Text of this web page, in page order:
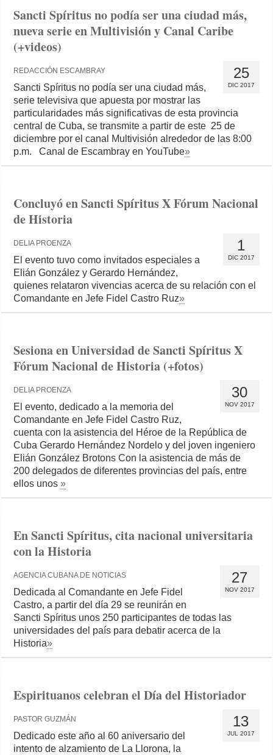
Sancti Spíritus no podía ser una ciudad más,
nueva serie en Multivisión y Canal Caribe
(+videos)
25
DIC 2017
REDACCIÓN ESCAMBRAY
Sancti Spíritus no podía ser una ciudad más,
serie televisiva que apuesta por mostrar las
particularidades más significativas de esta provincia
central de Cuba, se transmite a partir de este 25 de
diciembre por el canal Multivisión alrededor de las 8:00
p.m. Canal de Escambray en YouTube»
Concluyó en Sancti Spíritus X Fórum Nacional
de Historia
1
DIC 2017
DELIA PROENZA
El evento tuvo como invitados especiales a
Elián González y Gerardo Hernández,
quienes relataron vivencias acerca de su relación con el
Comandante en Jefe Fidel Castro Ruz»
Sesiona en Universidad de Sancti Spíritus X
Fórum Nacional de Historia (+fotos)
30
NOV 2017
DELIA PROENZA
El evento, dedicado a la memoria del
Comandante en Jefe Fidel Castro Ruz,
cuenta con la asistencia del Héroe de la República de
Cuba Gerardo Hernández Nordelo y del joven ingeniero
Elián González Brotons Con la asistencia de más de
200 delegados de diferentes provincias del país, entre
ellos unos»
En Sancti Spíritus, cita nacional universitaria
con la Historia
27
NOV 2017
AGENCIA CUBANA DE NOTICIAS
Dedicada al Comandante en Jefe Fidel
Castro, a partir del día 29 se reunirán en
Sancti Spíritus unos 250 participantes de todas las
universidades del país para debatir acerca de la
Historia»
Espirituanos celebran el Día del Historiador
13
JUL 2017
PASTOR GUZMÁN
Dedicado este año al 60 aniversario del
intento de alzamiento de La Llorona, la